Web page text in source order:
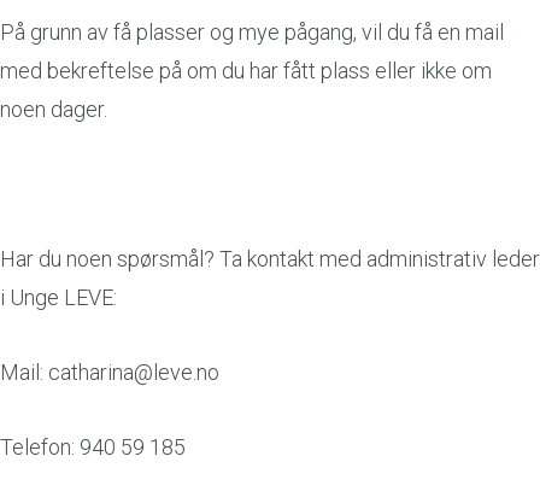
På grunn av få plasser og mye pågang, vil du få en mail
med bekreftelse på om du har fått plass eller ikke om
noen dager.
Har du noen spørsmål? Ta kontakt med administrativ leder
i Unge LEVE:
Mail: catharina@leve.no
Telefon: 940 59 185